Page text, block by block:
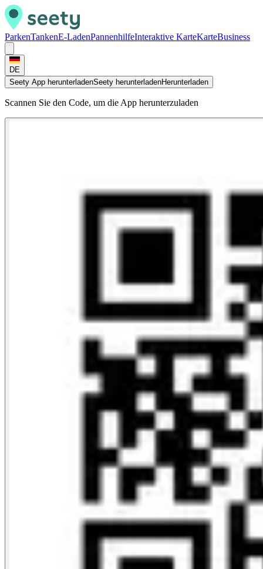
ParkenTankenE-LadenPannenhilfeInteraktive KarteKarteBusiness
DE
Seety App herunterladenSeety herunterladenHerunterladen
Scannen Sie den Code, um die App herunterzuladen